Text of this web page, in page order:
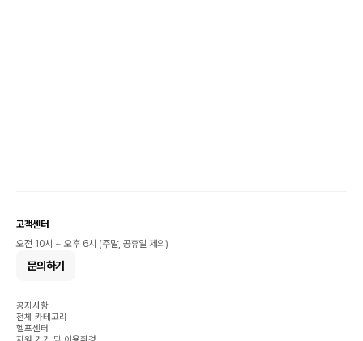
고객센터
오전 10시 ~ 오후 6시 (주말, 공휴일 제외)
문의하기
공지사항
전체 카테고리
헬프센터